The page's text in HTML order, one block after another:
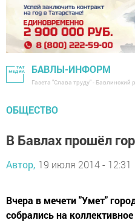
БАВЛЫ-ИНФОРМ
Газета "Слава труду" - Бавлинский
ОБЩЕСТВО
В Бавлах прошёл
Автор, 19 июля 2014 - 12:31
Вчера в мечети "Умет"
собрались на